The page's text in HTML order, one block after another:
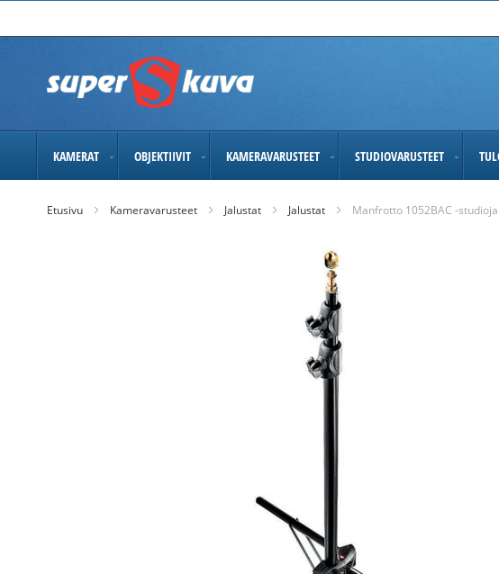
to
KAMERAT OBJEKTIIVIT KAMERAVARUSTEET STUDIOVARUSTEET
Etusivu Kameravarusteet Jalustat Jalustat Manfrotto 1052BAC -